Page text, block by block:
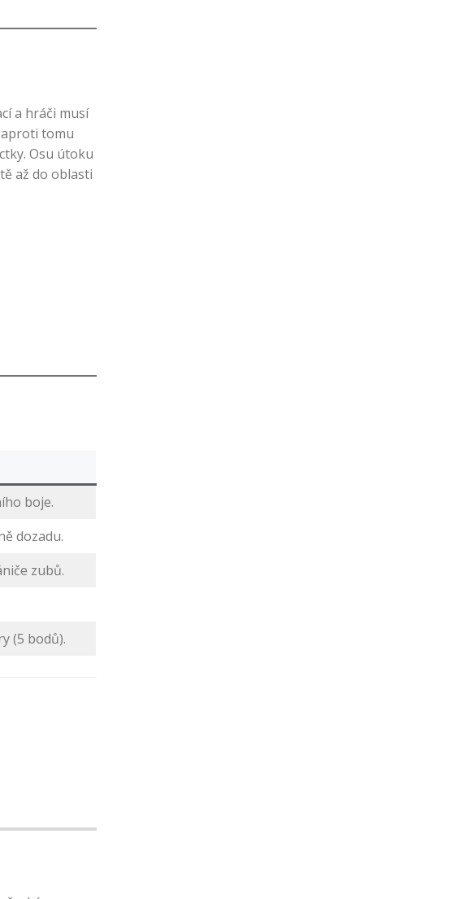
a hráči musí
tomu
Osu útoku
až do oblasti
boje.
dozadu.
zubů.
(5 bodů).